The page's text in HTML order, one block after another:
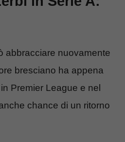
abbracciare nuovamente
bresciano ha appena
Premier League e nel
chance di un ritorno